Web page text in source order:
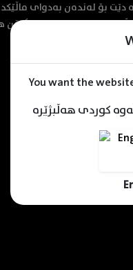
You want the
کوردی هەڵبژێرە
دێت بۆ لەندەن بەدوای
لە کاتێکدا